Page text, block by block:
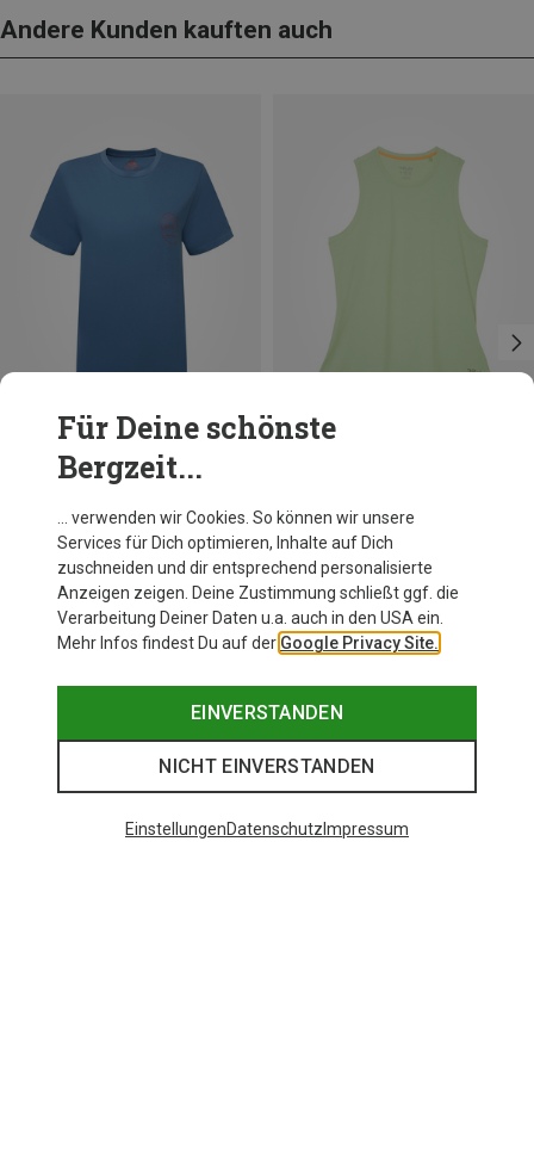
Andere Kunden kauften auch
Du sparst 30%
Für Deine schönste
Bergzeit...
… verwenden wir Cookies. So können wir unsere
Services für Dich optimieren, Inhalte auf Dich
zuschneiden und dir entsprechend personalisierte
Anzeigen zeigen. Deine Zustimmung schließt ggf. die
Verarbeitung Deiner Daten u.a. auch in den USA ein.
Mehr Infos findest Du auf der Google Privacy Site.
EINVERSTANDEN
NICHT EINVERSTANDEN
EinstellungenDatenschutz Impressum